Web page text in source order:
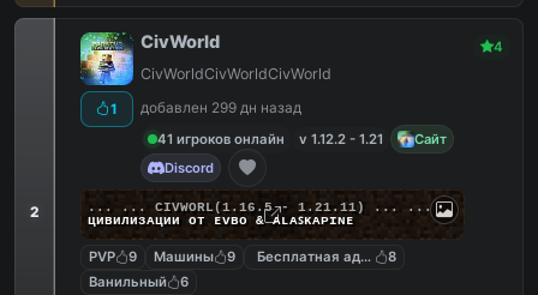
2
1
CivWorld 4
CivWorldCivWorldCivWorld
добавлен 299 дн назад
41 игроков онлайн
v 1.12.2 - 1.21
Сайт
Discord
... ... CIVWORL (1.16.5 - 1.21.11) ... ...
циʙилизᴀции от ᴇᴠʙᴏ & ᴀʟᴀꜱᴋᴀᴘɪɴᴇ
PVP 9 Машины 9 Бесплатная админка
8
Ванильный
6